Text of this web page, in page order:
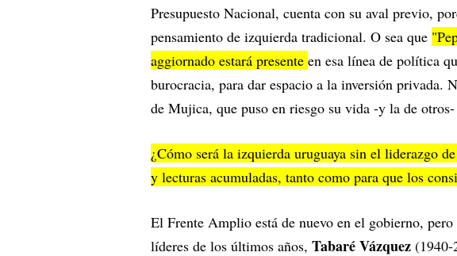
Presupuesto Nacional, cuenta con su aval previo,
pensamiento de izquierda tradicional. O sea que
aggiornado estará presente en esa línea de política
burocracia, para dar espacio a la inversión privada.
de Mujica, que puso en riesgo su vida -y la de
¿Cómo será la izquierda uruguaya sin el liderazgo
y lecturas acumuladas, tanto como para que los
El Frente Amplio está de nuevo en el gobierno,
líderes de los últimos años, Tabaré Vázquez (1940-